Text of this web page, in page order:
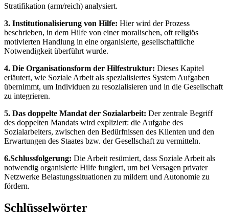
Stratifikation (arm/reich) analysiert.
3. Institutionalisierung von Hilfe: Hier wird der Prozess
beschrieben, in dem Hilfe von einer moralischen, oft religiös
motivierten Handlung in eine organisierte, gesellschaftliche
Notwendigkeit überführt wurde.
4. Die Organisationsform der Hilfestruktur: Dieses Kapitel
erläutert, wie Soziale Arbeit als spezialisiertes System Aufgaben
übernimmt, um Individuen zu resozialisieren und in die Gesellschaft
zu integrieren.
5. Das doppelte Mandat der Sozialarbeit: Der zentrale Begriff
des doppelten Mandats wird expliziert: die Aufgabe des
Sozialarbeiters, zwischen den Bedürfnissen des Klienten und den
Erwartungen des Staates bzw. der Gesellschaft zu vermitteln.
6.Schlussfolgerung: Die Arbeit resümiert, dass Soziale Arbeit als
notwendig organisierte Hilfe fungiert, um bei Versagen privater
Netzwerke Belastungssituationen zu mildern und Autonomie zu
fördern.
Schlüsselwörter